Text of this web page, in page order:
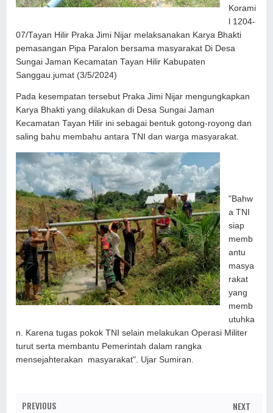
Korami
l 1204-
07/Tayan Hilir Praka Jimi Nijar melaksanakan Karya Bhakti
pemasangan Pipa Paralon bersama masyarakat Di Desa
Sungai Jaman Kecamatan Tayan Hilir Kabupaten
Sanggau.jumat (3/5/2024)
Pada kesempatan tersebut Praka Jimi Nijar mengungkapkan
Karya Bhakti yang dilakukan di Desa Sungai Jaman
Kecamatan Tayan Hilir ini sebagai bentuk gotong-royong dan
saling bahu membahu antara TNI dan warga masyarakat.
"Bahw
a TNI
siap
memb
antu
masya
rakat
yang
memb
utuhka
n. Karena tugas pokok TNI selain melakukan Operasi Militer
turut serta membantu Pemerintah dalam rangka
mensejahterakan masyarakat". Ujar Sumiran.
PREVIOUS NEXT